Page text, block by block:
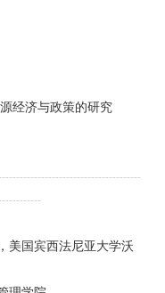
经济与政策的研究
国宾西法尼亚大学沃